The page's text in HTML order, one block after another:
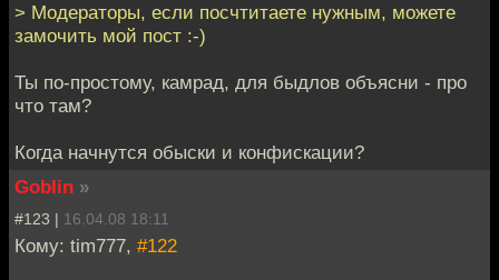
> Модераторы, если посчтитаете нужным, можете
замочить мой пост :-)
Ты по-простому, камрад, для быдлов объясни - про
что там?
Когда начнутся обыски и конфискации?
Goblin »
#123 | 16.04.08 18:11
Кому: tim777, #122